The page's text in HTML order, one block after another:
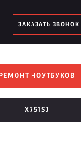
ЗАКАЗАТЬ ЗВОНОК
РЕМОНТ НОУТБУКОВ
X751SJ